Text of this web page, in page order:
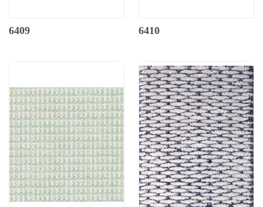
6409 6410